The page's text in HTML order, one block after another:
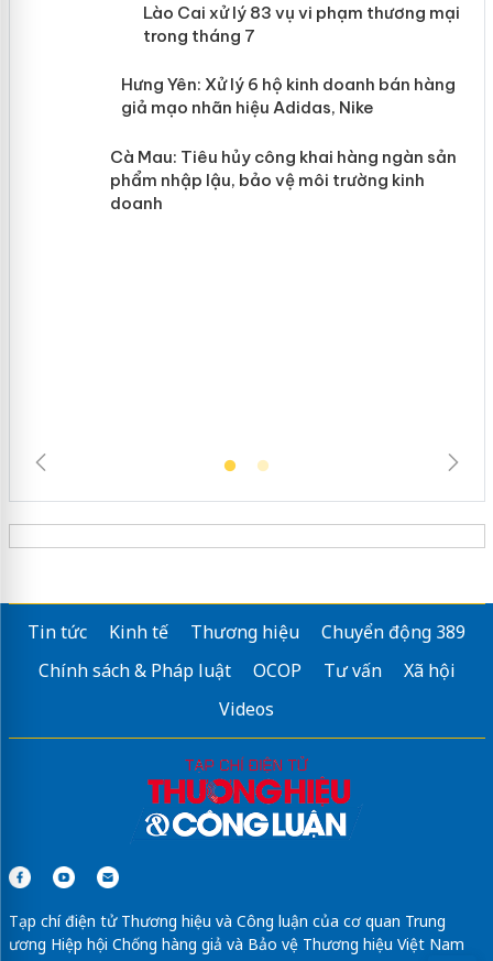
Lào Cai xử lý 83 vụ vi phạm thương
mại trong tháng 7
Hưng Yên: Xử lý 6 hộ kinh doanh bán
hàng giả mạo nhãn hiệu Adidas, Nike
Tin tức Kinh tế Thương hiệu
Chuyển động 389
Chính sách & Pháp luật
OCOP Tư vấn
Xã hội
Videos
Tạp chí điện tử Thương hiệu và Công luận của cơ quan Trung
ương Hiệp hội Chống hàng giả và Bảo vệ Thương hiệu Việt Nam